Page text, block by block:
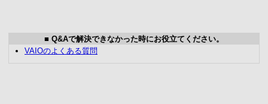
■ Q&Aで解決できなかった時にお役立てください。
VAIOのよくある質問